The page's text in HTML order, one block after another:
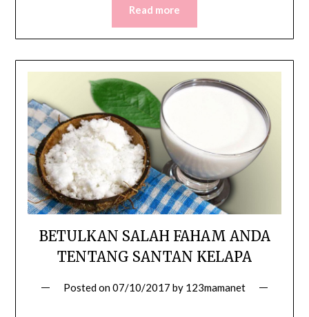
Read more
BETULKAN SALAH FAHAM ANDA
TENTANG SANTAN KELAPA
Posted on07/10/2017 by 123mamanet